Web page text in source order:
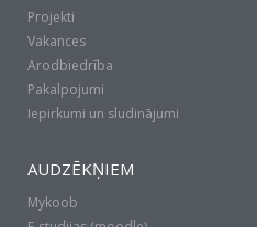
Projekti
Vakances
Arodbiedrība
Pakalpojumi
Iepirkumi un sludinājumi
AUDZĒKŅIEM
Mykoob